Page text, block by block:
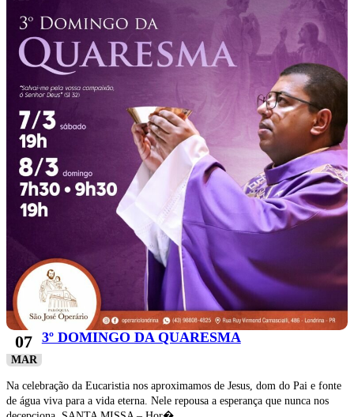
07
MAR
3º DOMINGO DA QUARESMA
Na celebração da Eucaristia nos aproximamos de Jesus, dom do Pai e fonte
de água viva para a vida eterna. Nele repousa a esperança que nunca nos